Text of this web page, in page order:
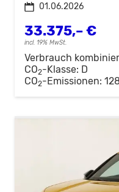
01.06.2026
33.375,– €
incl. 19% MwSt.
Verbrauch
CO2-Klasse: D
CO2-Emissionen: